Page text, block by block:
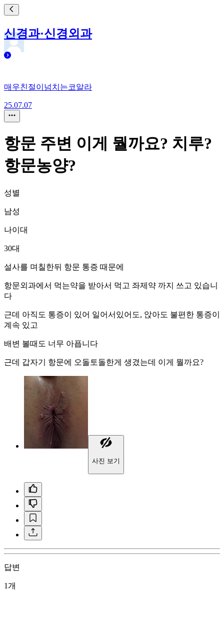
신경과·신경외과
매우친절이넘치는코알라
25.07.07
항문 주변 이게 뭘까요? 치루?
항문농양?
성별
남성
나이대
30대
설사를 며칠한뒤 항문 통증 때문에
항문외과에서 먹는약을 받아서 먹고 좌제약 까지 쓰고 있습니
다
근데 아직도 통증이 있어 일어서있어도, 앉아도 불편한 통증이
계속 있고
배변 볼때도 너무 아픕니다
근데 갑자기 항문에 오돌토돌한게 생겼는데 이게 뭘까요?
사진 보기
답변
1개